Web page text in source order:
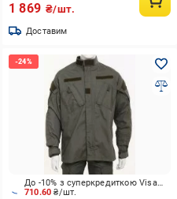
1 869 ₴/шт.
Доставим
710.60₴/шт.
До -10% з суперкредиткою Visa Вигода